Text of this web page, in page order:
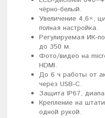
чёрно-белый.
Увеличение 4,6×,
полная настройка.
Регулируемая ИК-
до 350 м.
Фото/видео на
HDMI.
До 6 ч работы от
через USB‐C.
Защита IP67,
Крепление на
одной рукой.